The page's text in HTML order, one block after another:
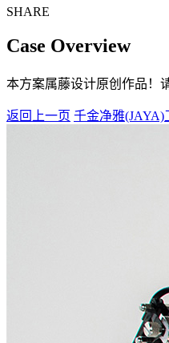
SHARE
Case Overview
本方案属藤设计原创作品！
返回上一页 千金净雅